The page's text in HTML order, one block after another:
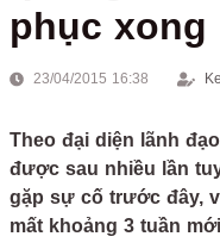
phục xong
23/04/2015 16:38
Theo đại diện lãnh
được sau nhiều lần
gặp sự cố trước đây,
mất khoảng 3 tuần